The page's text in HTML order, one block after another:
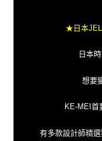
★日本
日本
想要
KE-MEI首
有多款設計師精